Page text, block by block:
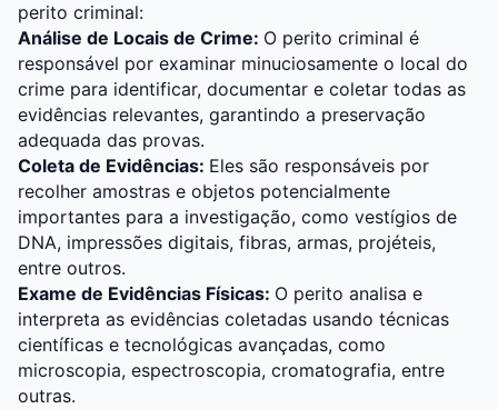
perito criminal:
Análise de Locais de Crime: O perito criminal é
responsável por examinar minuciosamente o local do
crime para identificar, documentar e coletar todas as
evidências relevantes, garantindo a preservação
adequada das provas.
Coleta de Evidências: Eles são responsáveis por
recolher amostras e objetos potencialmente
importantes para a investigação, como vestígios de
DNA, impressões digitais, fibras, armas, projéteis,
entre outros.
Exame de Evidências Físicas: O perito analisa e
interpreta as evidências coletadas usando técnicas
científicas e tecnológicas avançadas, como
microscopia, espectroscopia, cromatografia, entre
outras.